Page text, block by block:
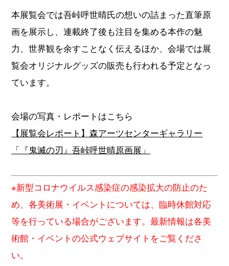
本展覧会では吾峠呼世晴氏の想いの詰まった直筆原
画を展示し、連載終了後も注目を集める本作の魅
力、世界観を余すことなく伝えるほか、会場では展
覧会オリジナルグッズの販売も行われる予定となっ
ています。
会場の写真・レポートはこちら
【展覧会レポート】森アーツセンターギャラリー
「『鬼滅の刃』吾峠呼世晴原画展」
※新型コロナウイルス感染症の感染拡大の防止のた
め、各美術展・イベントについては、臨時休館対応
等を行っている場合がございます。最新情報は各美
術館・イベントの公式ウェブサイトをご覧くださ
い。